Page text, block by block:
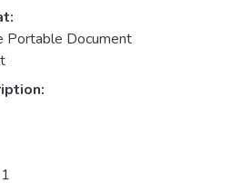
Portable Document